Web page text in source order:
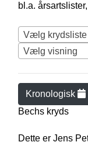
bl.a.
Vælg krydsliste
Vælg visning
Kronologisk
Bechs kryds
Dette er Jens